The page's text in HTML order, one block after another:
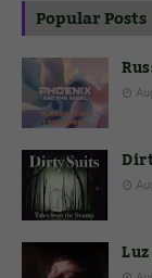
Popular Posts